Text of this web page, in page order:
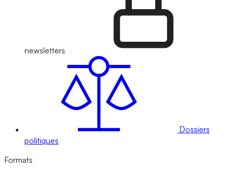
newsletters
Dossiers
politiques
Formats